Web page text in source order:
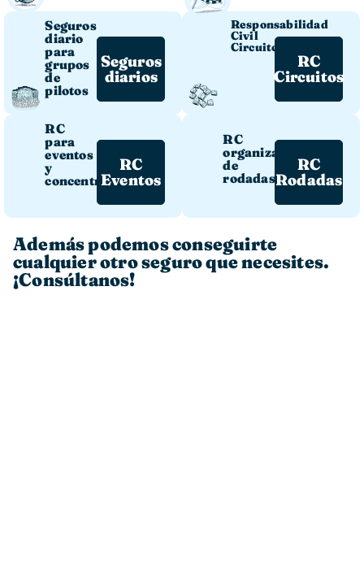
Seguros
diario
para
grupos
de
pilotos
Seguros
diarios
Responsabilidad
Civil
Circuitos
RC
Circuitos
RC
para
eventos
y
concentraciones
RC
Eventos
RC
organizadores
de
rodadas
RC
Rodadas
Además podemos conseguirte
cualquier otro seguro que necesites.
¡Consúltanos!